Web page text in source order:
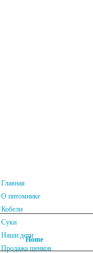
Главная
О питомнике
Кобели
Суки
Наши дети
Продажа щенков
Home